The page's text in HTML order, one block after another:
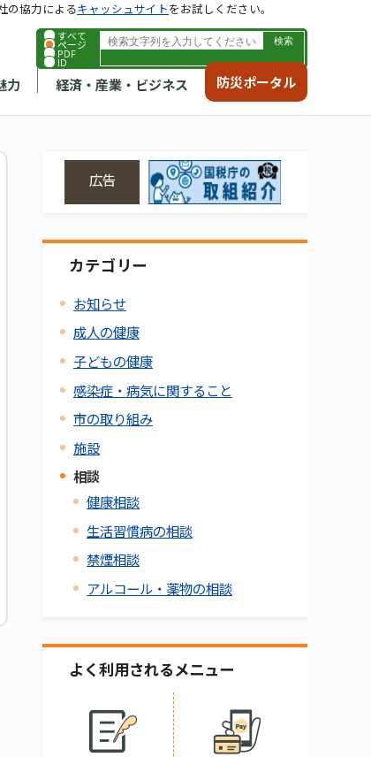
すべて
ページ
PDF
ID
力 経済・産業・ビジネス 防災ポータル
の協力によるキャッシュサイトをお試しください。
広告
カテゴリー
お知らせ
成人の健康
子どもの健康
感染症・病気に関すること
市の取り組み
施設
相談
健康相談
生活習慣病の相談
禁煙相談
アルコール・薬物の相談
よく利用されるメニュー